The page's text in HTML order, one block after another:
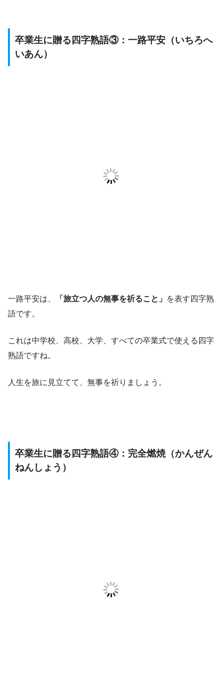
卒業生に贈る四字熟語③：一路平安（いちろへ
いあん）
一路平安は、 「旅立つ人の無事を祈ること」 を表す四字熟
語です。
これは中学校、高校、大学、すべての卒業式で使える四字
熟語ですね。
人生を旅に見立てて、無事を祈りましょう。
卒業生に贈る四字熟語④：完全燃焼（かんぜん
ねんしょう）